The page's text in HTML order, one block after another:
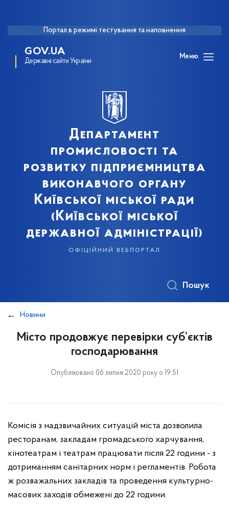
Портал в режимі тестування та наповнення
GOV.UA
Державні сайти України
Меню
Департамент
промисловості та
розвитку підприємництва
виконавчого органу
Київської міської ради
(Київської міської
державної адміністрації)
офіційний вебпортал
Пошук
Новини
Місто продовжує перевірки суб’єктів
господарювання
Опубліковано 06 липня 2020 року о 19:51
Комісія з надзвичайних ситуацій міста дозволила
ресторанам, закладам громадського харчування,
кінотеатрам і театрам працювати після 22 години - з
дотриманням санітарних норм і регламентів. Робота
ж розважальних закладів та проведення культурно-
масових заходів обмежені до 22 години.